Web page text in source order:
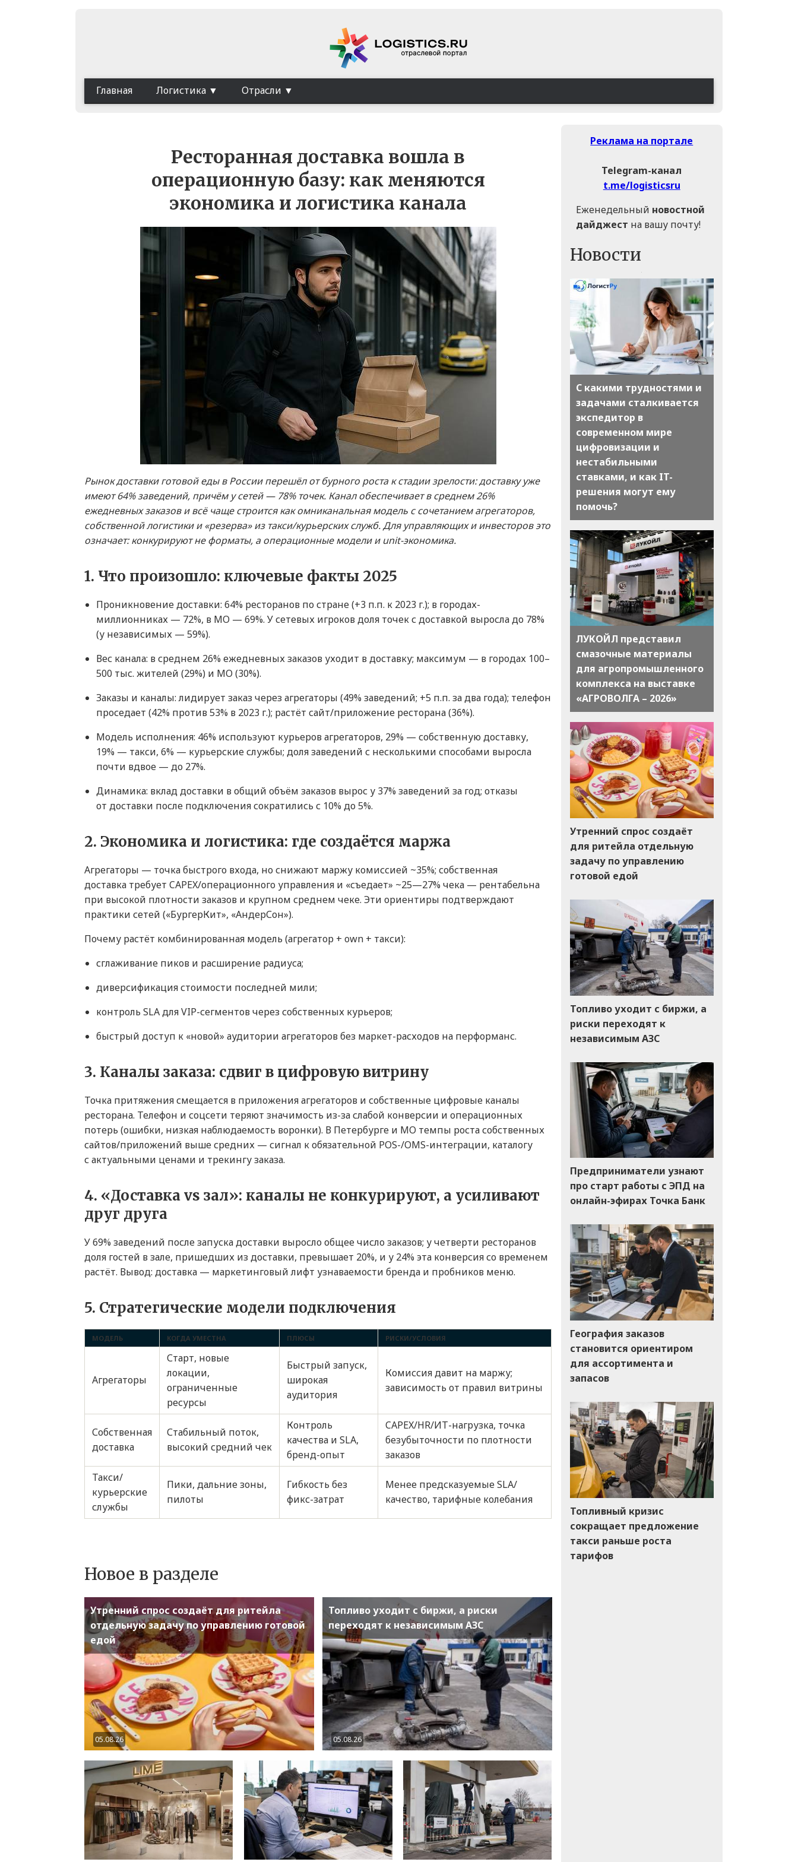
Главная Логистика Отрасли
Ресторанная доставка вошла в
операционную базу: как меняются
экономика и логистика канала
Рынок доставки готовой еды в России перешёл от бурного роста к стадии зрелости: доставку уже
имеют 64% заведений, причём у сетей — 78% точек. Канал обеспечивает в среднем 26%
ежедневных заказов и всё чаще строится как омниканальная модель с сочетанием агрегаторов,
собственной логистики и «резерва» из такси/курьерских служб. Для управляющих и инвесторов это
означает: конкурируют не форматы, а операционные модели и unit-экономика.
1. Что произошло: ключевые факты 2025
Проникновение доставки: 64% ресторанов по стране (+3 п.п. к 2023 г.); в городах-
миллионниках — 72%, в МО — 69%. У сетевых игроков доля точек с доставкой выросла до 78%
(у независимых — 59%).
Вес канала: в среднем 26% ежедневных заказов уходит в доставку; максимум — в городах 100–
500 тыс. жителей (29%) и МО (30%).
Заказы и каналы: лидирует заказ через агрегаторы (49% заведений; +5 п.п. за два года); телефон
проседает (42% против 53% в 2023 г.); растёт сайт/приложение ресторана (36%).
Модель исполнения: 46% используют курьеров агрегаторов, 29% — собственную доставку,
19% — такси, 6% — курьерские службы; доля заведений с несколькими способами выросла
почти вдвое — до 27%.
Динамика: вклад доставки в общий объём заказов вырос у 37% заведений за год; отказы
от доставки после подключения сократились с 10% до 5%.
2. Экономика и логистика: где создаётся маржа
Агрегаторы — точка быстрого входа, но снижают маржу комиссией ~35%; собственная
доставка требует CAPEX/операционного управления и «съедает» ~25—27% чека — рентабельна
при высокой плотности заказов и крупном среднем чеке. Эти ориентиры подтверждают
практики сетей («БургерКит», «АндерСон»).
Почему растёт комбинированная модель (агрегатор + own + такси):
сглаживание пиков и расширение радиуса;
диверсификация стоимости последней мили;
контроль SLA для VIP-сегментов через собственных курьеров;
быстрый доступ к «новой» аудитории агрегаторов без маркет-расходов на перформанс.
3. Каналы заказа: сдвиг в цифровую витрину
Точка притяжения смещается в приложения агрегаторов и собственные цифровые каналы
ресторана. Телефон и соцсети теряют значимость из-за слабой конверсии и операционных
потерь (ошибки, низкая наблюдаемость воронки). В Петербурге и МО темпы роста собственных
сайтов/приложений выше средних — сигнал к обязательной POS-/OMS-интеграции, каталогу
с актуальными ценами и трекингу заказа.
4. «Доставка vs зал»: каналы не конкурируют, а усиливают
друг друга
У 69% заведений после запуска доставки выросло общее число заказов; у четверти ресторанов
доля гостей в зале, пришедших из доставки, превышает 20%, и у 24% эта конверсия со временем
растёт. Вывод: доставка — маркетинговый лифт узнаваемости бренда и пробников меню.
5. Стратегические модели подключения
МОДЕЛЬ КОГДА УМЕСТНА ПЛЮСЫ РИСКИ/УСЛОВИЯ
Агрегаторы
Старт, новые
локации,
ограниченные
ресурсы
Быстрый запуск,
широкая
аудитория
Комиссия давит на маржу;
зависимость от правил витрины
Собственная
доставка
Стабильный поток,
высокий средний чек
Контроль
качества и SLA,
бренд-опыт
CAPEX/HR/ИТ-нагрузка, точка
безубыточности по плотности
заказов
Такси/
курьерские
службы
Пики, дальние зоны,
пилоты
Гибкость без
фикс-затрат
Менее предсказуемые SLA/
качество, тарифные колебания
Новое в разделе
Утренний спрос создаёт для ритейла
отдельную задачу по управлению готовой
едой
05.08.26
Топливо уходит с биржи, а риски
переходят к независимым АЗС
05.08.26
Реклама на портале
Telegram-канал
t.me/logisticsru
Еженедельный новостной
дайджест на вашу почту!
Новости
С какими трудностями и
задачами сталкивается
экспедитор в
современном мире
цифровизации и
нестабильными
ставками, и как IT-
решения могут ему
помочь?
ЛУКОЙЛ представил
смазочные материалы
для агропромышленного
комплекса на выставке
«АГРОВОЛГА – 2026»
Утренний спрос создаёт
для ритейла отдельную
задачу по управлению
готовой едой
Топливо уходит с биржи, а
риски переходят к
независимым АЗС
Предприниматели узнают
про старт работы с ЭПД на
онлайн-эфирах Точка Банк
География заказов
становится ориентиром
для ассортимента и
запасов
Топливный кризис
сокращает предложение
такси раньше роста
тарифов